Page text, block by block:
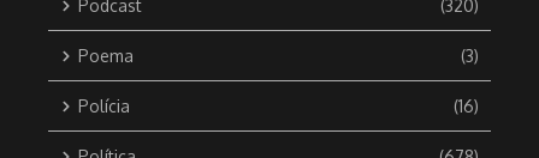
Podcast (320)
Poema (3)
Polícia (16)